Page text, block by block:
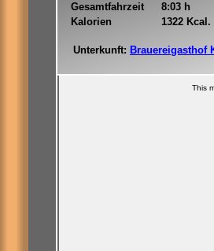
Gesamtfahrzeit
8:03 h
Kalorien
1322 Kcal.
Unterkunft: Brauereigasthof